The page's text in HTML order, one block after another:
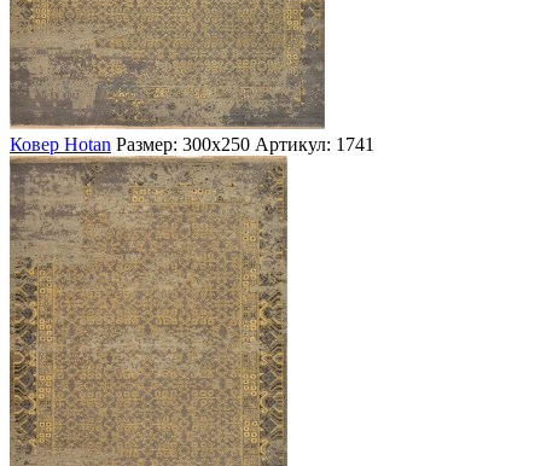
Ковер Hotan Размер: 300х250 Артикул: 1741